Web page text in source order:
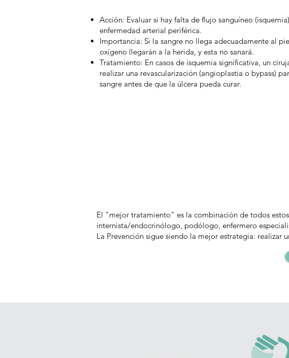
Acción: Evaluar si hay falta de flujo sanguíneo
enfermedad arterial periférica.
Importancia: Si la sangre no llega adecuadamente al
oxígeno llegarán a la herida, y esta no sanará.
Tratamiento: En casos de isquemia significativa, un
realizar una revascularización (angioplastia o bypass)
sangre antes de que la úlcera pueda curar.
El "mejor tratamiento" es la combinación de todos
internista/endocrinólogo, podólogo, enfermero
La Prevención sigue siendo la mejor estrategia: realizar